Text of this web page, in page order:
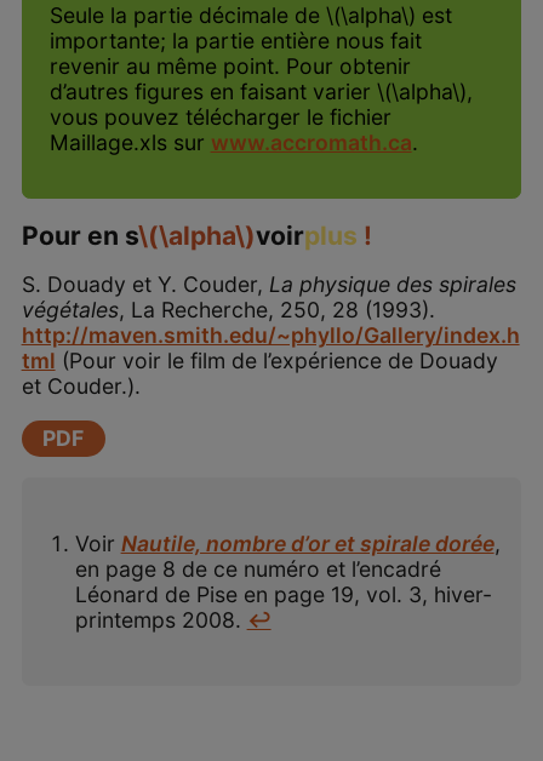
Seule la partie décimale de \(\alpha\) est
importante; la partie entière nous fait
revenir au même point. Pour obtenir
d’autres figures en faisant varier \(\alpha\),
vous pouvez télécharger le fichier
Maillage.xls sur www.accromath.ca.
Pour en s\(\alpha\)voirplus !
S. Douady et Y. Couder, La physique des spirales
végétales, La Recherche, 250, 28 (1993).
http://maven.smith.edu/~phyllo/Gallery/index.h
tml (Pour voir le film de l’expérience de Douady
et Couder.).
PDF
Voir Nautile, nombre d’or et spirale dorée,
en page 8 de ce numéro et l’encadré
Léonard de Pise en page 19, vol. 3, hiver-
printemps 2008. ↩